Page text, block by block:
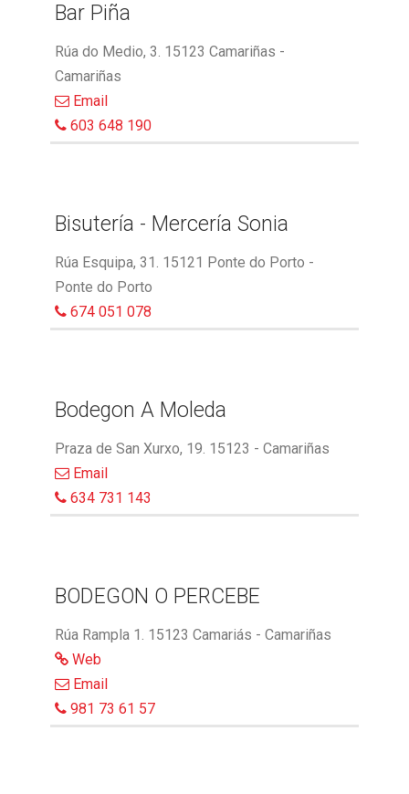
Bar Piña
Rúa do Medio, 3. 15123 Camariñas -
Camariñas
Email
603 648 190
Bisutería - Mercería Sonia
Rúa Esquipa, 31. 15121 Ponte do Porto -
Ponte do Porto
674 051 078
Bodegon A Moleda
Praza de San Xurxo, 19. 15123 - Camariñas
Email
634 731 143
BODEGON O PERCEBE
Rúa Rampla 1. 15123 Camariás - Camariñas
Web
Email
981 73 61 57